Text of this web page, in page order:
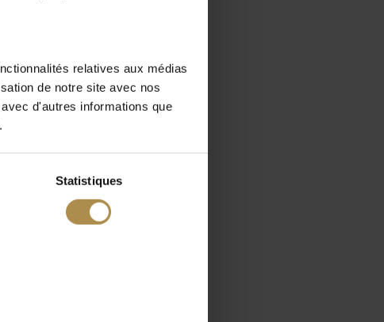
relatives aux médias
de notre site avec nos
d'autres informations que
Statistiques